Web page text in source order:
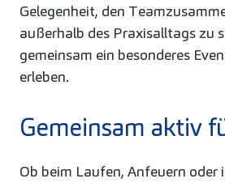
Gelegenheit, den
außerhalb des Praxisalltags zu
gemeinsam ein besonderes
erleben.
Gemeinsam aktiv
Ob beim Laufen, Anfeuern oder